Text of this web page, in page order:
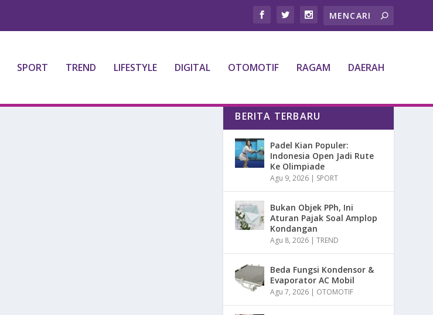
SPORT TREND LIFESTYLE DIGITAL OTOMOTIF RAGAM DAERAH
BERITA TERBARU
Padel Kian Populer:
Indonesia Open Jadi Rute
Ke Olimpiade
Agu 9, 2026 | SPORT
Bukan Objek PPh, Ini
Aturan Pajak Soal Amplop
Kondangan
Agu 8, 2026 |TREND
Beda Fungsi Kondensor &
Evaporator AC Mobil
Agu 7, 2026 | OTOMOTIF